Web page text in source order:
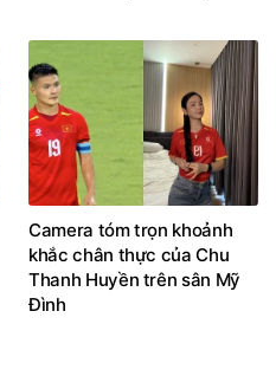
Camera tóm trọn khoảnh
khắc chân thực của Chu
Thanh Huyền trên sân Mỹ
Đình